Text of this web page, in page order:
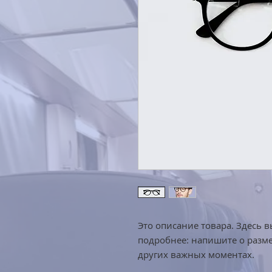
Это описание товара. Здесь
подробнее: напишите о
других важных моментах.